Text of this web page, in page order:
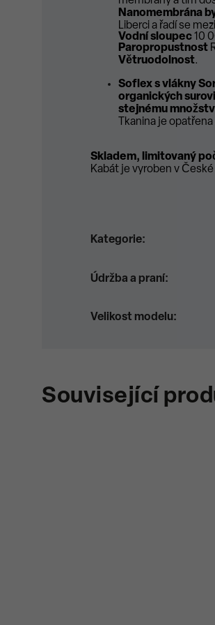
Nanomembrána
Liberci a řadí se
Vodní sloupec10
Paropropustnost
Větruodolnost.
Soflex s vlákny
organických
stejnému
Tkanina je opatřena
Skladem, limitovaný
Kabát je vyroben v
Kategorie:
Údržba a praní:
Velikost modelu:
Související